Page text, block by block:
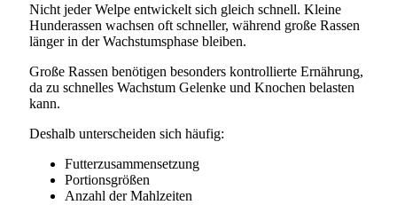
Nicht jeder Welpe entwickelt sich gleich schnell. Kleine
Hunderassen wachsen oft schneller, während große Rassen
länger in der Wachstumsphase bleiben.
Große Rassen benötigen besonders kontrollierte Ernährung,
da zu schnelles Wachstum Gelenke und Knochen belasten
kann.
Deshalb unterscheiden sich häufig:
Futterzusammensetzung
Portionsgrößen
Anzahl der Mahlzeiten